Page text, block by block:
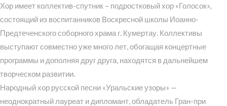
Хор имеет коллектив-спутник – подростковый хор «Голосок»,
состоящий из воспитанников Воскресной школы Иоанно-
Предтеченского соборного храма г. Кумертау. Коллективы
выступают совместно уже много лет, обогащая концертные
программы и дополняя друг друга, находятся в дальнейшем
творческом развитии.
Народный хор русской песни «Уральские узоры» —
неоднократный лауреат и дипломант, обладатель Гран-при